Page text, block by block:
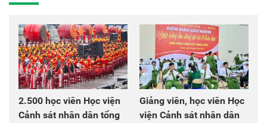
2.500 học viên Học viện
Cảnh sát nhân dân tổng
Giảng viên, học viên Học
viện Cảnh sát nhân dân